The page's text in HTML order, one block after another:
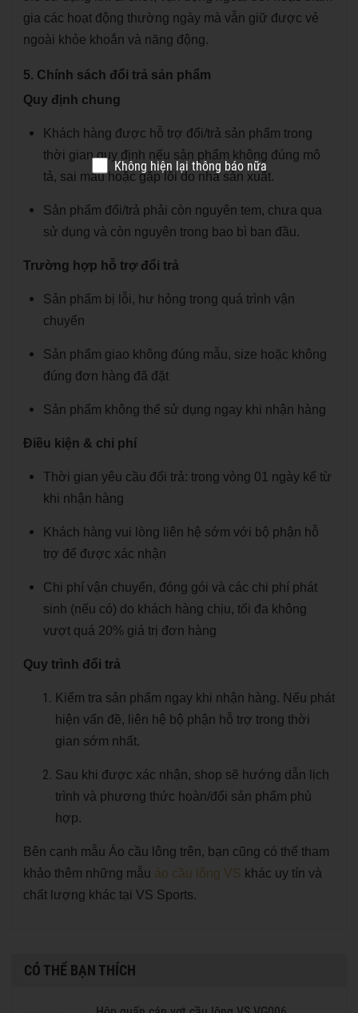
gia các hoạt động thường ngày mà vẫn giữ được vẻ
ngoài khỏe khoắn và năng động.
5. Chính sách đổi trả sản phẩm
Quy định chung
Khách hàng được hỗ trợ đổi/trả sản phẩm trong
thời gian quy định nếu sản phẩm không đúng mô
tả, sai mẫu hoặc gặp lỗi do nhà sản xuất.
Sản phẩm đổi/trả phải còn nguyên tem, chưa qua
sử dụng và còn nguyên trong bao bì ban đầu.
Trường hợp hỗ trợ đổi trả
Sản phẩm bị lỗi, hư hỏng trong quá trình vận
chuyển
Sản phẩm giao không đúng mẫu, size hoặc không
đúng đơn hàng đã đặt
Sản phẩm không thể sử dụng ngay khi nhận hàng
Điều kiện & chi phí
Thời gian yêu cầu đổi trả: trong vòng 01 ngày kể từ
khi nhận hàng
Khách hàng vui lòng liên hệ sớm với bộ phận hỗ
trợ để được xác nhận
Chi phí vận chuyển, đóng gói và các chi phí phát
sinh (nếu có) do khách hàng chịu, tối đa không
vượt quá 20% giá trị đơn hàng
Quy trình đổi trả
Kiểm tra sản phẩm ngay khi nhận hàng. Nếu phát
hiện vấn đề, liên hệ bộ phận hỗ trợ trong thời
gian sớm nhất.
Sau khi được xác nhận, shop sẽ hướng dẫn lịch
trình và phương thức hoàn/đổi sản phẩm phù
hợp.
Bên cạnh mẫu Áo cầu lông trên, bạn cũng có thể tham
khảo thêm những mẫu áo cầu lông VS khác uy tín và
chất lượng khác tại VS Sports.
CÓ THỂ BẠN THÍCH
Không hiện lại thông báo nữa